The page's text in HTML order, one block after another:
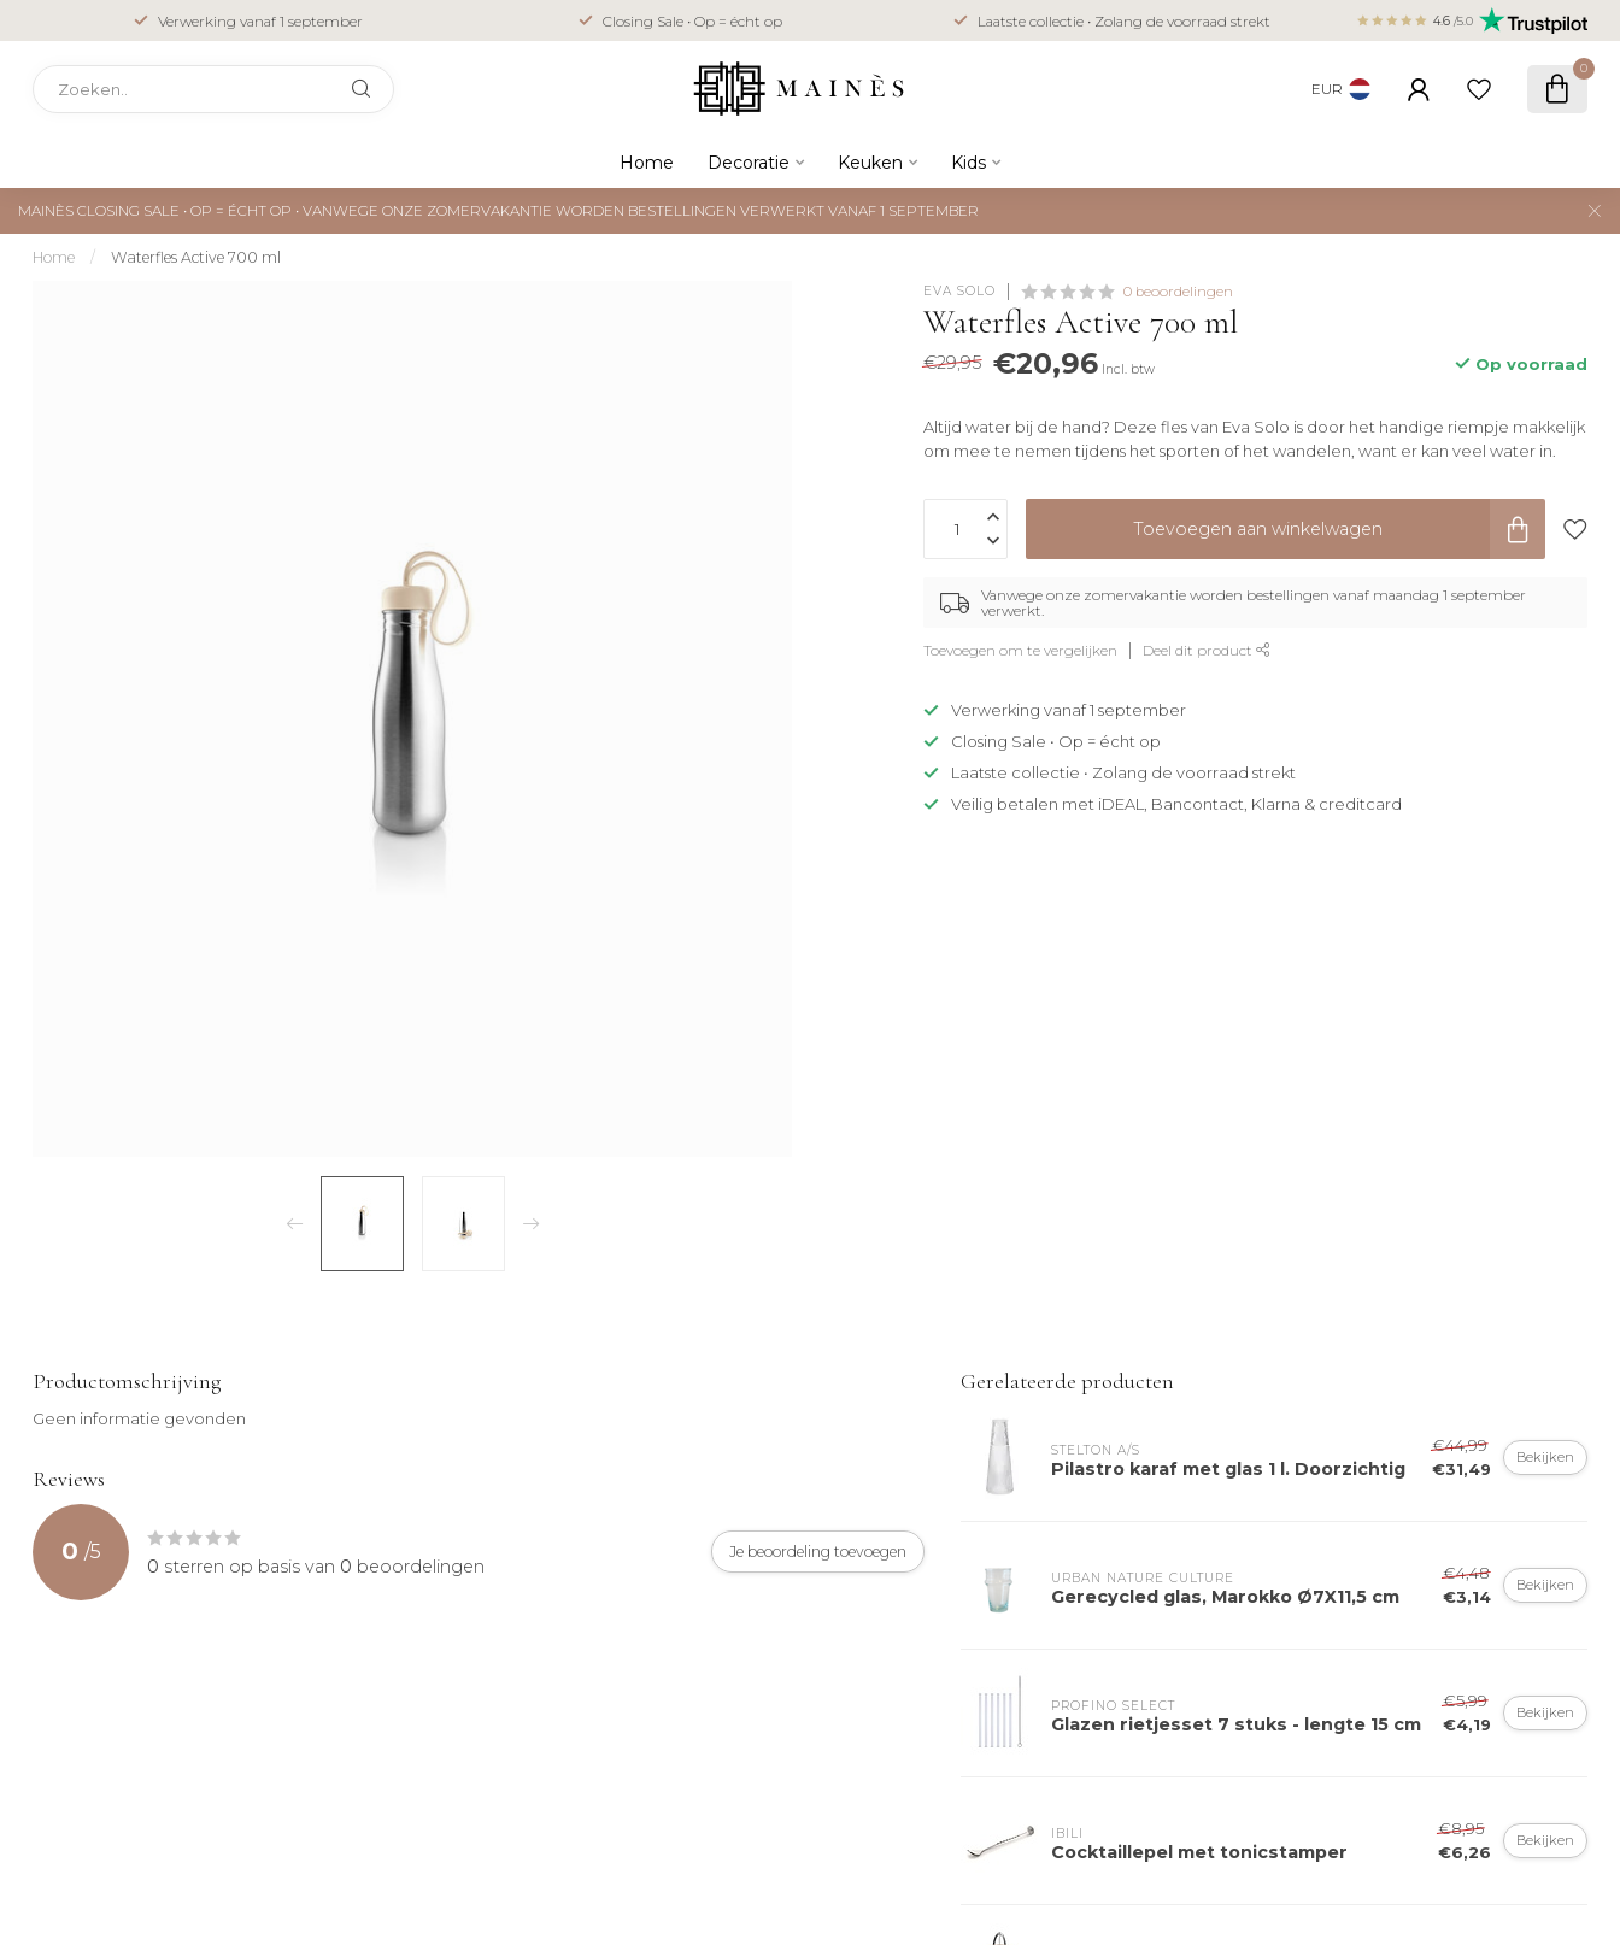
Verwerking vanaf 1 september Closing Sale • Op = écht op Laatste collectie • Zolang de voorraad strekt Veilig betalen met iDEAL, Bancontact,
creditcard 4.6 /5.0
EUR
0
Home Decoratie Keuken Kids
MAINÈS CLOSING SALE • OP = ÉCHT OP • VANWEGE ONZE ZOMERVAKANTIE WORDEN BESTELLINGEN VERWERKT VANAF 1 SEPTEMBER
Home / Waterfles Active 700 ml
EVA SOLO 0 beoordelingen
Waterfles Active 700 ml
€29,95 €20,96 Incl. btw Op voorraad
Altijd water bij de hand? Deze fles van Eva Solo is door het handige riempje makkelijk
om mee te nemen tijdens het sporten of het wandelen, want er kan veel water in.
Toevoegen aan winkelwagen
Vanwege onze zomervakantie worden bestellingen vanaf maandag 1 september
verwerkt.
Toevoegen om te vergelijken Deel dit product
Verwerking vanaf 1 september
Closing Sale • Op = écht op
Laatste collectie • Zolang de voorraad strekt
Veilig betalen met iDEAL, Bancontact, Klarna & creditcard
Productomschrijving
Geen informatie gevonden
Reviews
0 /5
0 sterren op basis van 0 beoordelingen
Je beoordeling toevoegen
Gerelateerde producten
STELTON A/S
Pilastro karaf met glas 1 l. Doorzichtig
€44,99
€31,49
Bekijken
URBAN NATURE CULTURE
Gerecycled glas, Marokko Ø7X11,5 cm
€4,48
€3,14
Bekijken
PROFINO SELECT
Glazen rietjesset 7 stuks - lengte 15 cm
€5,99
€4,19
Bekijken
IBILI
Cocktaillepel met tonicstamper
€8,95
€6,26
Bekijken